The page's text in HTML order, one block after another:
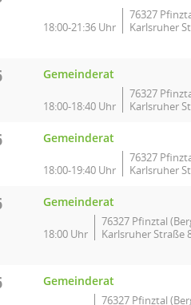
18:00-21:36 Uhr
76327
Karlsruher
Gemeinderat
18:00-18:40 Uhr
76327
Karlsruher
Gemeinderat
18:00-19:40 Uhr
76327
Karlsruher
Gemeinderat
18:00 Uhr
76327 Pfinztal
Karlsruher Straße
Gemeinderat
76327 Pfinztal